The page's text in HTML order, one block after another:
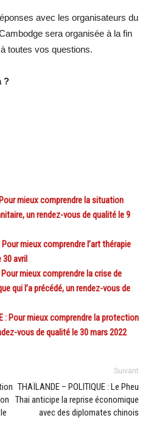
avec les organisateurs du
sera organisée à la fin
toutes vos questions.
?
mieux comprendre la situation
un rendez-vous de qualité le 9
Pour mieux comprendre l’art thérapie
30 avril
Pour mieux comprendre la crise de
qui l’a précédé, un rendez-vous de
: Pour mieux comprendre la protection
vous de qualité le 30 mars 2022
Suivant
THAÏLANDE – POLITIQUE : Le Pheu
Thai anticipe la reprise économique
avec des diplomates chinois